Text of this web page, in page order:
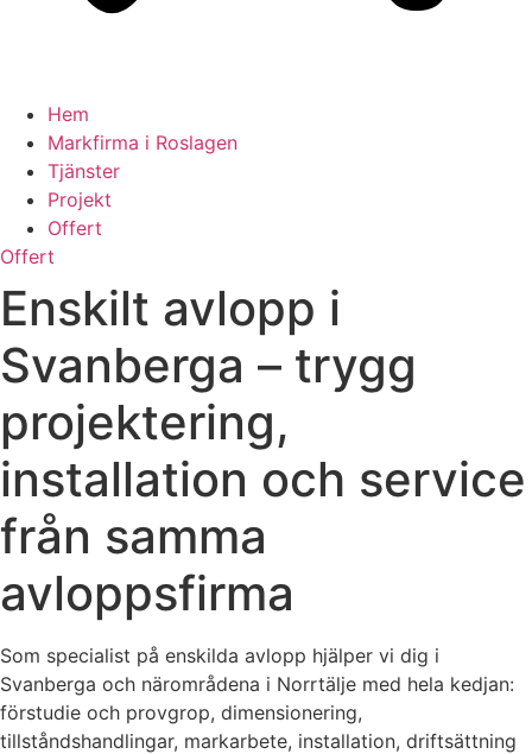
Hem
Markfirma i Roslagen
Tjänster
Projekt
Offert
Offert
Enskilt avlopp i
Svanberga – trygg
projektering,
installation och service
från samma
avloppsfirma
Som specialist på enskilda avlopp hjälper vi dig i
Svanberga och närområdena i Norrtälje med hela kedjan:
förstudie och provgrop, dimensionering,
tillståndshandlingar, markarbete, installation, driftsättning